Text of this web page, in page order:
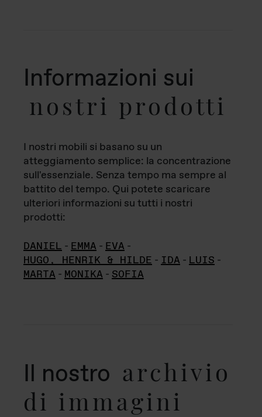
Informazioni sui
nostri prodotti
I nostri mobili si basano su un
atteggiamento semplice: la concentrazione
sull'essenziale. Senza tempo ma sempre al
battito del tempo. Qui potete scaricare
ulteriori informazioni su tutti i nostri
prodotti:
DANIEL - EMMA - EVA -
HUGO, HENRIK & HILDE - IDA - LUIS -
MARTA - MONIKA - SOFIA
Il nostro archivio
di immagini